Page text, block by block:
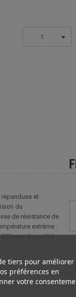
tiers pour améliorer
préférences en
votre
1
et
du
de résistance de
extrême :
de qualité
et utilisées en